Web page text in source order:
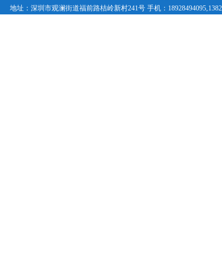
地址：深圳市观澜街道福前路桔岭新村241号 手机：